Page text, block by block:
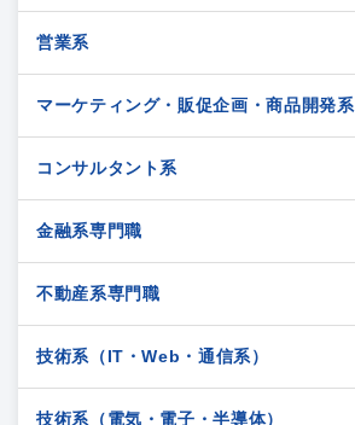
営業系
マーケティング・販促企画・商品開発系
コンサルタント系
金融系専門職
不動産系専門職
技術系（IT・Web・通信系）
技術系（電気・電子・半導体）